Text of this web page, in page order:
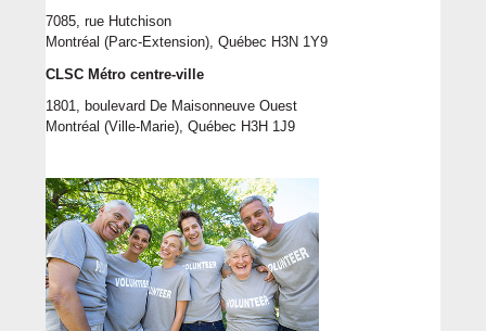
7085, rue Hutchison
Montréal (Parc-Extension) , Québec H3N 1Y9
CLSC Métro centre-ville
1801, boulevard De Maisonneuve Ouest
Montréal (Ville-Marie), Québec H3H 1J9